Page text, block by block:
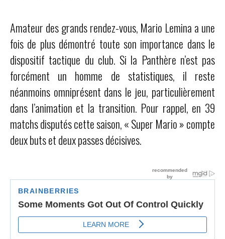
Amateur des grands rendez-vous, Mario Lemina a une
fois de plus démontré toute son importance dans le
dispositif tactique du club. Si la Panthère n’est pas
forcément un homme de statistiques, il reste
néanmoins omniprésent dans le jeu, particulièrement
dans l’animation et la transition. Pour rappel, en 39
matchs disputés cette saison, « Super Mario » compte
deux buts et deux passes décisives.